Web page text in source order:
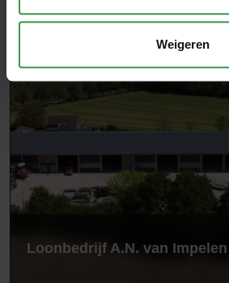
Weigeren
Loonbedrijf A.N. van Impelen